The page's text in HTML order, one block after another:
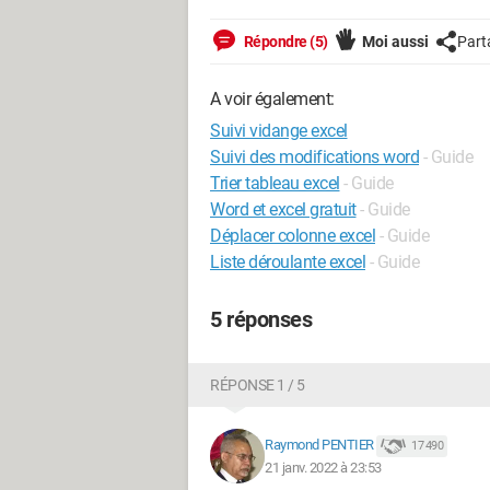
Répondre (5) Moi aussi
A voir également:
Suivi vidange excel
Suivi des modifications word - Guide
Trier tableau excel - Guide
Word et excel gratuit- Guide
Déplacer colonne excel - Guide
Liste déroulante excel - Guide
5 réponses
RÉPONSE 1 / 5
Raymond PENTIER 17 490
21 janv. 2022 à 23:53